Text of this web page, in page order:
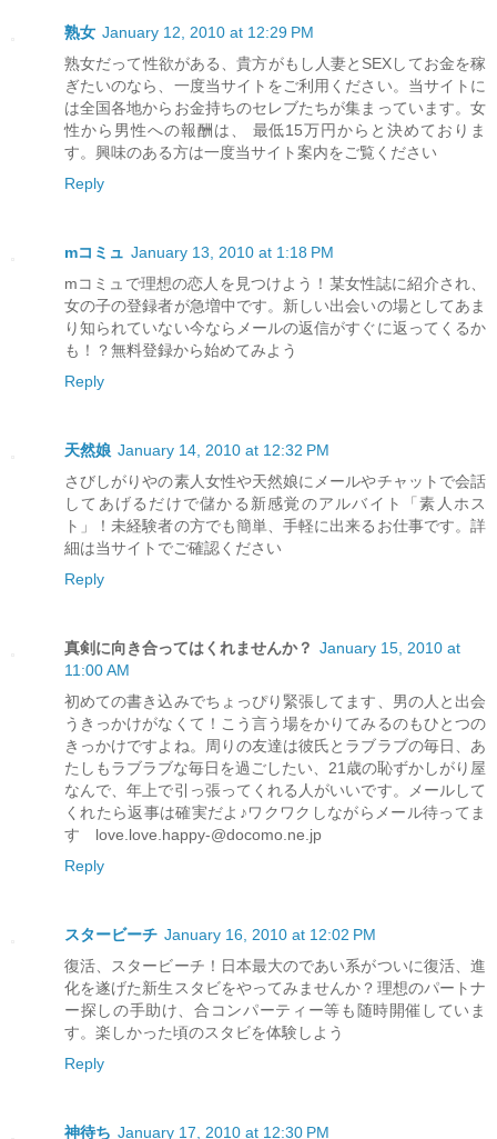
熟女 January 12, 2010 at 12:29 PM
熟女だって性欲がある、貴方がもし人妻とSEXしてお金を稼
ぎたいのなら、一度当サイトをご利用ください。当サイトに
は全国各地からお金持ちのセレブたちが集まっています。女
性から男性への報酬は、 最低15万円からと決めておりま
す。興味のある方は一度当サイト案内をご覧ください
Reply
mコミュ January 13, 2010 at 1:18 PM
mコミュで理想の恋人を見つけよう！某女性誌に紹介され、
女の子の登録者が急増中です。新しい出会いの場としてあま
り知られていない今ならメールの返信がすぐに返ってくるか
も！？無料登録から始めてみよう
Reply
天然娘 January 14, 2010 at 12:32 PM
さびしがりやの素人女性や天然娘にメールやチャットで会話
してあげるだけで儲かる新感覚のアルバイト「素人ホス
ト」！未経験者の方でも簡単、手軽に出来るお仕事です。詳
細は当サイトでご確認ください
Reply
真剣に向き合ってはくれませんか？ January 15, 2010 at
11:00 AM
初めての書き込みでちょっぴり緊張してます、男の人と出会
うきっかけがなくて！こう言う場をかりてみるのもひとつの
きっかけですよね。周りの友達は彼氏とラブラブの毎日、あ
たしもラブラブな毎日を過ごしたい、21歳の恥ずかしがり屋
なんで、年上で引っ張ってくれる人がいいです。メールして
くれたら返事は確実だよ♪ワクワクしながらメール待ってま
す love.love.happy-@docomo.ne.jp
Reply
スタービーチ January 16, 2010 at 12:02 PM
復活、スタービーチ！日本最大のであい系がついに復活、進
化を遂げた新生スタビをやってみませんか？理想のパートナ
ー探しの手助け、合コンパーティー等も随時開催していま
す。楽しかった頃のスタビを体験しよう
Reply
神待ち January 17, 2010 at 12:30 PM